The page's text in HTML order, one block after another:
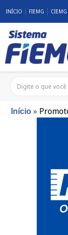
INÍCIO FIEMG CIEMG
Início »